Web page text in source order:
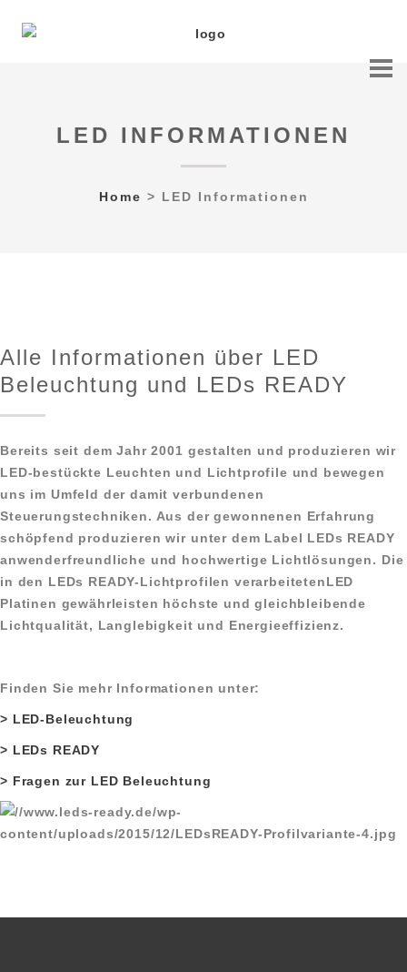
LED INFORMATIONEN
Home > LED Informationen
Alle Informationen über LED
Beleuchtung und LEDs READY
Bereits seit dem Jahr 2001 gestalten und produzieren wir
LED-bestückte Leuchten und Lichtprofile und bewegen
uns im Umfeld der damit verbundenen
Steuerungstechniken. Aus der gewonnenen Erfahrung
schöpfend produzieren wir unter dem Label LEDs READY
anwenderfreundliche und hochwertige Lichtlösungen. Die
in den LEDs READY-Lichtprofilen verarbeitetenLED
Platinen gewährleisten höchste und gleichbleibende
Lichtqualität, Langlebigkeit und Energieeffizienz.
Finden Sie mehr Informationen unter:
> LED-Beleuchtung
> LEDs READY
> Fragen zur LED Beleuchtung